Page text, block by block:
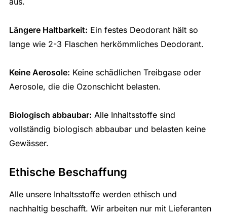
Längere Haltbarkeit: Ein festes Deodorant hält so
lange wie 2-3 Flaschen herkömmliches Deodorant.
Keine Aerosole: Keine schädlichen Treibgase oder
Aerosole, die die Ozonschicht belasten.
Biologisch abbaubar: Alle Inhaltsstoffe sind
vollständig biologisch abbaubar und belasten keine
Gewässer.
Ethische Beschaffung
Alle unsere Inhaltsstoffe werden ethisch und
nachhaltig beschafft. Wir arbeiten nur mit Lieferanten